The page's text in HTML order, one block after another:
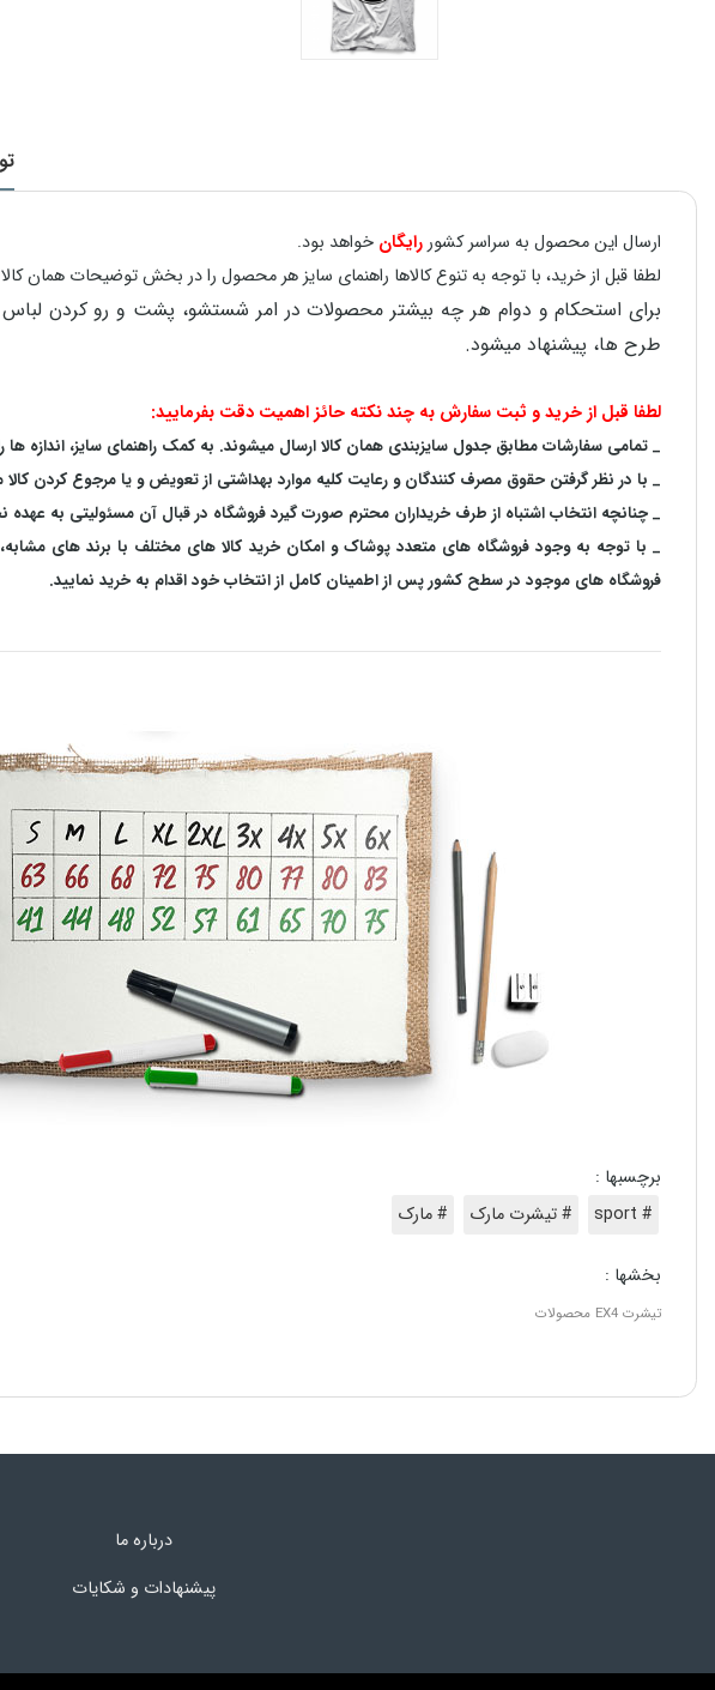
ارسال این محصول به سراسر کشوررایگان خواهد بود.
لطفا قبل از خرید، با توجه به تنوع کالاها راهنمای سایز هر محصول را در بخش توضیحات همان
طرح ها، پیشنهاد میشود.
لطفا قبل از خرید و ثبت سفارش به چند نکته حائز اهمیت دقت بفرمایید:
_ تمامی سفارشات مطابق جدول سایزبندی همان کالا ارسال میشوند. به کمک راهنمای سایز، اندازه
_ با در نظر گرفتن حقوق مصرف کنندگان و رعایت کلیه موارد بهداشتی از تعویض و یا مرجوع کردن کالا
_ چنانچه انتخاب اشتباه از طرف خریداران محترم صورت گیرد فروشگاه در قبال آن مسئولیتی به عهده
_ با توجه به‌ وجود فروشگاه های متعدد‌ پوشاک و امکان خرید کالا های مختلف با برند های
فروشگاه های موجود در سطح کشور پس از اطمینان کامل از انتخاب خود اقدام به خرید نمایید.
برچسبها :
# sport
# تیشرت مارک # مارک
بخشها :
تیشرت EX4 محصولات
درباره ما
پیشنهادات و شکایات